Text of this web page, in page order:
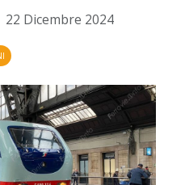
22 Dicembre 2024